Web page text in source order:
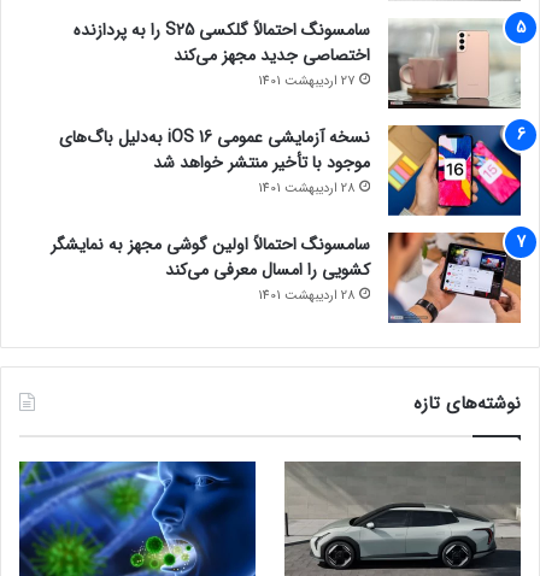
سامسونگ احتمالاً گلکسی S25 را به پردازنده
اختصاصی جدید مجهز می‌کند
27 اردیبهشت 1401
نسخه آزمایشی عمومی iOS 16 به‌دلیل باگ‌های
موجود با تأخیر منتشر خواهد شد
28 اردیبهشت 1401
سامسونگ احتمالاً اولین گوشی مجهز به نمایشگر
کشویی را امسال معرفی می‌کند
28 اردیبهشت 1401
نوشته‌های تازه